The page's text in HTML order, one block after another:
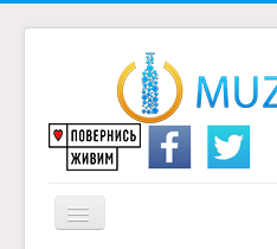
Перемикач
навігації